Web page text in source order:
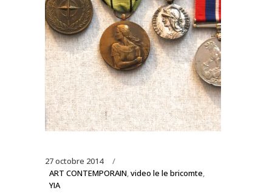
27 octobre 2014
ART CONTEMPORAIN,video le le bricomte,
YIA